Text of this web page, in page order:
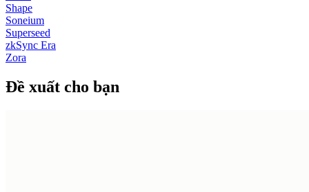
Shape
Soneium
Superseed
zkSync Era
Zora
Đề xuất cho bạn